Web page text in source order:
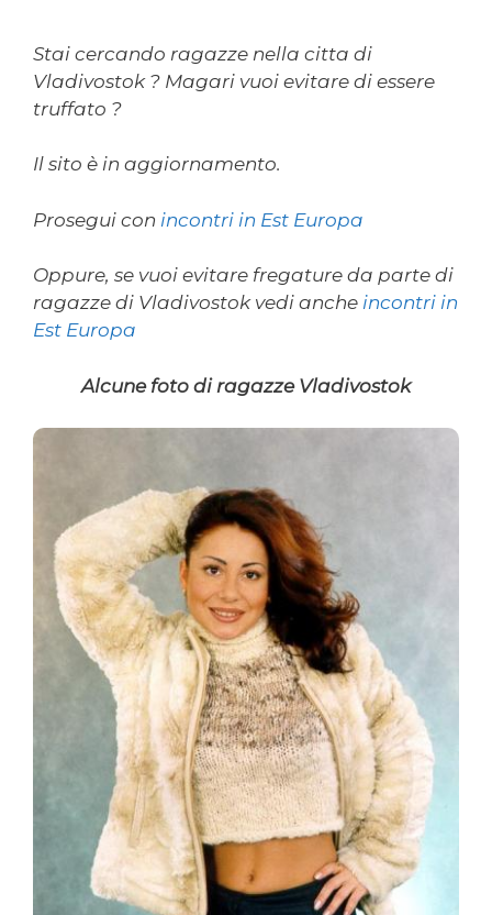
Stai cercando ragazze nella citta di
Vladivostok ? Magari vuoi evitare di essere
truffato ?
Il sito è in aggiornamento.
Prosegui con incontri in Est Europa
Oppure, se vuoi evitare fregature da parte di
ragazze di Vladivostok vedi anche incontri in
Est Europa
Alcune foto di ragazze Vladivostok